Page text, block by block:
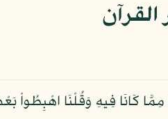
كَانَا فِيهِ وَقُلْنَا